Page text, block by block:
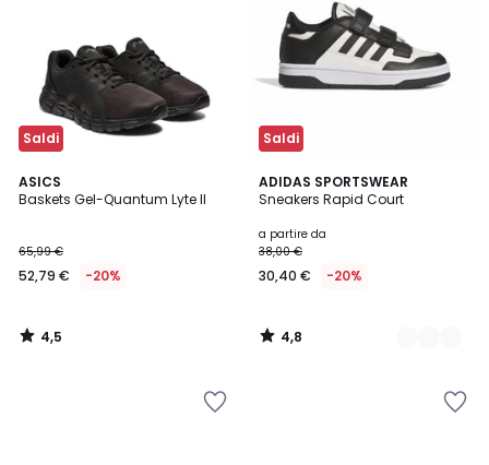
Saldi
ASICS
Baskets Gel-Quantum Lyte II
65,99 €
52,79 € -20%
4,5
/ 5
4,5
/
Saldi
ADIDAS SPORTSWEAR
Sneakers Rapid Court
a partire da
38,00 €
30,40 € -20%
4,8
/ 5
2
Colori
4,8
/